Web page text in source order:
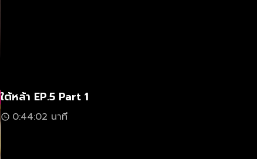
ใต้หล้า EP.5 Part 1
0:44:02 นาที